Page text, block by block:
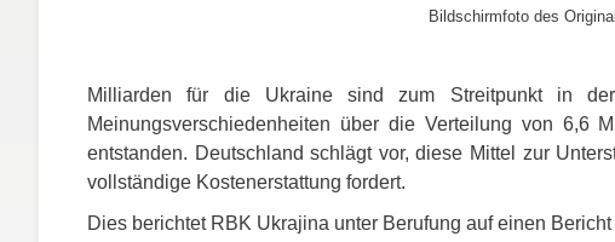
Bildschirmfoto des
Milliarden für die Ukraine sind zum Streitpunkt in
Meinungsverschiedenheiten über die Verteilung von 6,6
entstanden. Deutschland schlägt vor, diese Mittel zur
vollständige Kostenerstattung fordert.
Dies berichtet RBK Ukrajina unter Berufung auf einen